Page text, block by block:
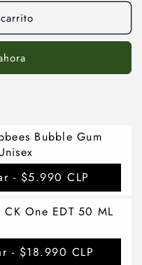
Bubble Gum
- $5.990 CLP
One EDT 50 ML
- $18.990 CLP